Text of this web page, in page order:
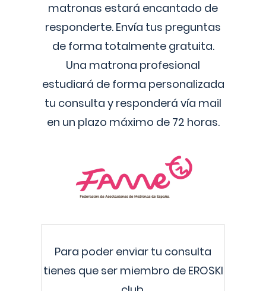
matronas estará encantado de
responderte. Envía tus preguntas
de forma totalmente gratuita.
Una matrona profesional
estudiará de forma personalizada
tu consulta y responderá vía mail
en un plazo máximo de 72 horas.
Para poder enviar tu consulta
tienes que ser miembro de EROSKI